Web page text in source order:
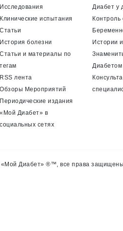
Исследования
Клинические испытания
Статьи
История болезни
Статьи и материалы по
тегам
RSS лента
Обзоры Мероприятий
Периодические издания
«Мой Диабет» в
социальных сетях
Диабет у
Контроль
Истории
Диабетом
Диабет» ®™, все права защищены